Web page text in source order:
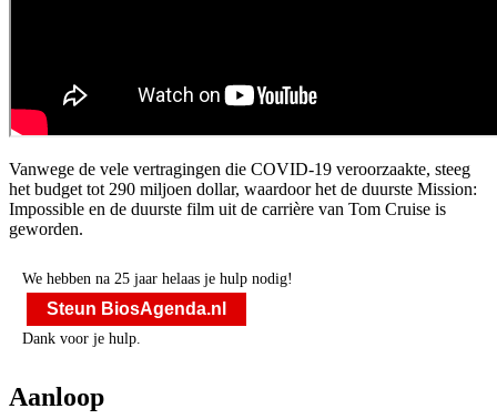
Vanwege de vele vertragingen die COVID-19 veroorzaakte, steeg
het budget tot 290 miljoen dollar, waardoor het de duurste Mission:
Impossible en de duurste film uit de carrière van Tom Cruise is
geworden.
We hebben na 25 jaar helaas je hulp nodig!
Steun BiosAgenda.nl
Dank voor je hulp.
Aanloop